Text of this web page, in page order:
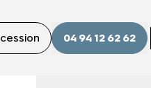
04 94 12 62 62